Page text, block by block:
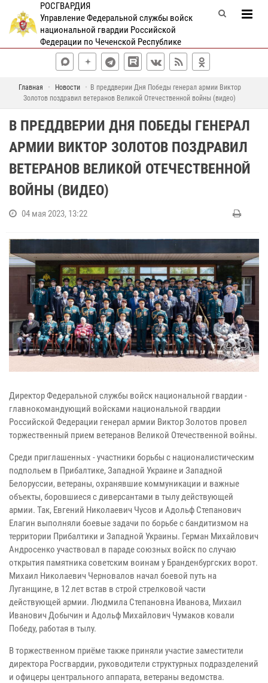
РОСГВАРДИЯ
Управление Федеральной службы войск
национальной гвардии Российской
Федерации по Чеченской Республике
Главная Новости
В преддверии Дня Победы генерал армии Виктор
Золотов поздравил ветеранов Великой Отечественной войны (видео)
В ПРЕДДВЕРИИ ДНЯ ПОБЕДЫ ГЕНЕРАЛ
АРМИИ ВИКТОР ЗОЛОТОВ ПОЗДРАВИЛ
ВЕТЕРАНОВ ВЕЛИКОЙ ОТЕЧЕСТВЕННОЙ
ВОЙНЫ (ВИДЕО)
04 мая 2023, 13:22
Директор Федеральной службы войск национальной гвардии -
главнокомандующий войсками национальной гвардии
Российской Федерации генерал армии Виктор Золотов провел
торжественный прием ветеранов Великой Отечественной войны.
Среди приглашенных - участники борьбы с националистическим
подпольем в Прибалтике, Западной Украине и Западной
Белоруссии, ветераны, охранявшие коммуникации и важные
объекты, боровшиеся с диверсантами в тылу действующей
армии. Так, Евгений Николаевич Чусов и Адольф Степанович
Елагин выполняли боевые задачи по борьбе с бандитизмом на
территории Прибалтики и Западной Украины. Герман Михайлович
Андросенко участвовал в параде союзных войск по случаю
открытия памятника советским воинам у Бранденбургских ворот.
Михаил Николаевич Черновалов начал боевой путь на
Луганщине, в 12 лет встав в строй стрелковой части
действующей армии. Людмила Степановна Иванова, Михаил
Иванович Добычин и Адольф Михайлович Чумаков ковали
Победу, работая в тылу.
В торжественном приёме также приняли участие заместители
директора Росгвардии, руководители структурных подразделений
и офицеры центрального аппарата, ветераны ведомства.